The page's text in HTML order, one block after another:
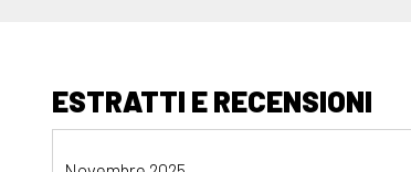
ESTRATTI E RECENSIONI